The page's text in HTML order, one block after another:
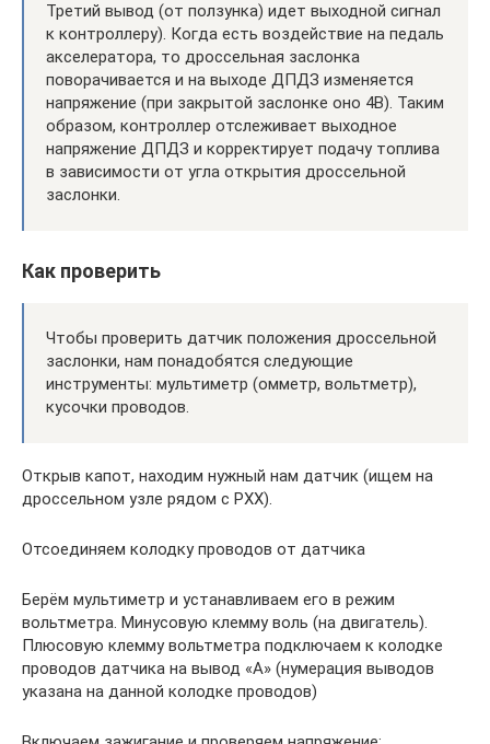
Третий вывод (от ползунка) идет выходной сигнал
к контроллеру). Когда есть воздействие на педаль
акселератора, то дроссельная заслонка
поворачивается и на выходе ДПДЗ изменяется
напряжение (при закрытой заслонке оно 4В). Таким
образом, контроллер отслеживает выходное
напряжение ДПДЗ и корректирует подачу топлива
в зависимости от угла открытия дроссельной
заслонки.
Как проверить
Чтобы проверить датчик положения дроссельной
заслонки, нам понадобятся следующие
инструменты: мультиметр (омметр, вольтметр),
кусочки проводов.
Открыв капот, находим нужный нам датчик (ищем на
дроссельном узле рядом с РХХ).
Отсоединяем колодку проводов от датчика
Берём мультиметр и устанавливаем его в режим
вольтметра. Минусовую клемму воль (на двигатель).
Плюсовую клемму вольтметра подключаем к колодке
проводов датчика на вывод «А» (нумерация выводов
указана на данной колодке проводов)